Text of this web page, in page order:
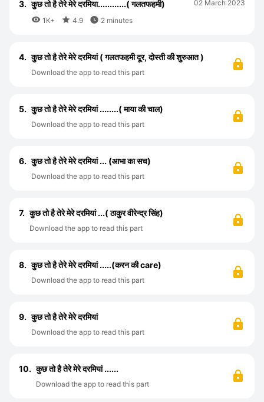
3. कुछ तो है तेरे मेरे दरमिया............( गलतफहमी)
 1K+  4.9  2 minutes
02 March 2023
4. कुछ तो है तेरे मेरे दरमियां ( गलतफहमी दूर, दोस्ती की शुरुआत )
Download the app to read this part
5. कुछ तो है तेरे मेरे दरमियां ........( माया की चाल)
Download the app to read this part
6. कुछ तो है तेरे मेरे दरमियां ... (आभा का सच)
Download the app to read this part
7. कुछ तो है तेरे मेरे दरमियां ...( ठाकुर वीरेन्द्र सिंह)
Download the app to read this part
8. कुछ तो है तेरे मेरे दरमियां .....(करन की care)
Download the app to read this part
9. कुछ तो है तेरे मेरे दरमियां
Download the app to read this part
10. कुछ तो है तेरे मेरे दरमियां ......
Download the app to read this part